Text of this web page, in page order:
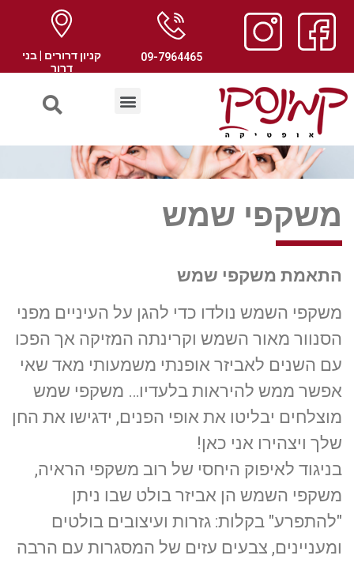
09-7964465
קניון דרורים | בני
דרור
משקפי שמש
התאמת משקפי שמש
משקפי השמש נולדו כדי להגן על העיניים מפני
הסנוור מאור השמש וקרינתה המזיקה אך הפכו
עם השנים לאביזר אופנתי משמעותי מאד שאי
אפשר ממש להיראות בלעדיו… משקפי שמש
מוצלחים יבליטו את אופי הפנים, ידגישו את החן
שלך ויצהירו אני כאן!
בניגוד לאיפוק היחסי של רוב משקפי הראיה,
משקפי השמש הן אביזר בולט שבו ניתן
"להתפרע" בקלות: גזרות ועיצובים בולטים
ומעניינים, צבעים עזים של המסגרות עם הרבה